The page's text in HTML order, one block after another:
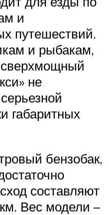
и
путешествий.
и рыбакам,
не
габаритных
бензобак,
составляют
Вес модели –